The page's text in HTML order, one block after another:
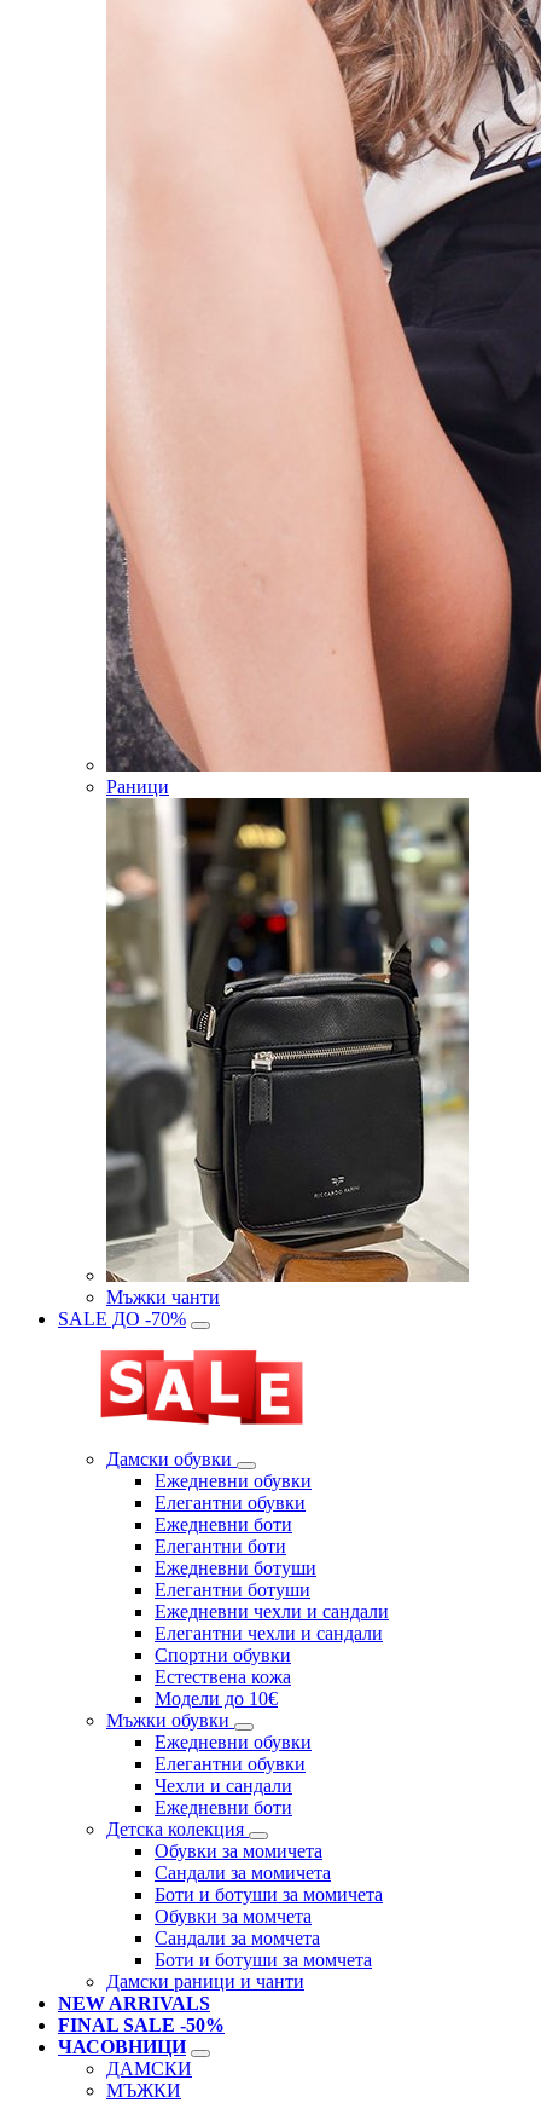
Раници
Мъжки чанти
SALE ДО -70%
Дамски обувки
Eжедневни обувки
Eлегантни обувки
Eжедневни боти
Eлегантни боти
Eжедневни ботуши
Eлегантни ботуши
Ежедневни чехли и сандали
Елегантни чехли и сандали
Спортни обувки
Естествена кожа
Модели до 10€
Мъжки обувки
Ежедневни обувки
Елегантни обувки
Чехли и сандали
Ежедневни боти
Детска колекция
Обувки за момичета
Сандали за момичета
Боти и ботуши за момичета
Обувки за момчета
Сандали за момчета
Боти и ботуши за момчета
Дамски раници и чанти
NEW ARRIVALS
FINAL SALE -50%
ЧАСОВНИЦИ
ДАМСКИ
МЪЖКИ